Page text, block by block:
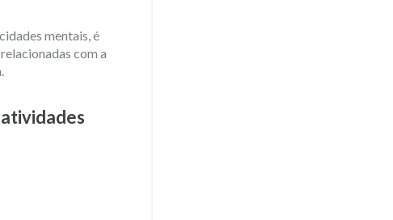
mentais, é
com a